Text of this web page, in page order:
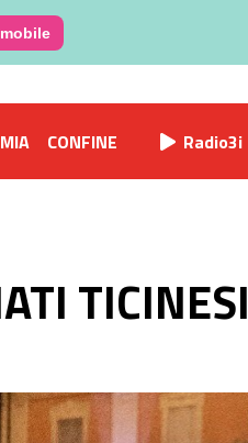
CONFINE Radio3i
TICINESI